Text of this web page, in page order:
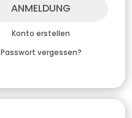
ANMELDUNG
Konto erstellen
Passwort vergessen?